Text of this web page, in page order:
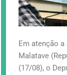
Em atenção
Malatave
(17/08), o